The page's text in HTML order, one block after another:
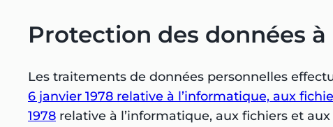
Protection des données
Les traitements de données personnelles
6 janvier 1978 relative à l’informatique, aux
1978 relative à l’informatique, aux fichiers et